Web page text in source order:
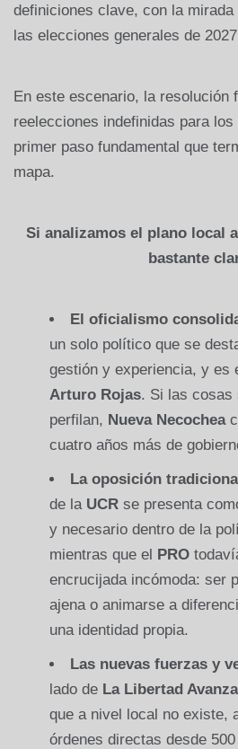
definiciones clave, con la
las elecciones generales de
En este escenario, la resolución
reelecciones indefinidas para
primer paso fundamental que
mapa.
Si analizamos el plano local
bastante
El oficialismo
un solo político que se
gestión y experiencia, y es
Arturo Rojas. Si las cosas
perfilan, Nueva Necochea
cuatro años más de
La oposición
de la UCR se presenta
y necesario dentro de la
mientras que el PRO
encrucijada incómoda: ser
ajena o animarse a
una identidad propia.
Las nuevas fuerzas y
lado de La Libertad
que a nivel local no existe,
órdenes directas desde